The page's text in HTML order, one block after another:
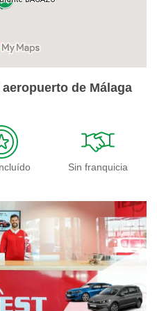
de Málaga
Sin franquicia